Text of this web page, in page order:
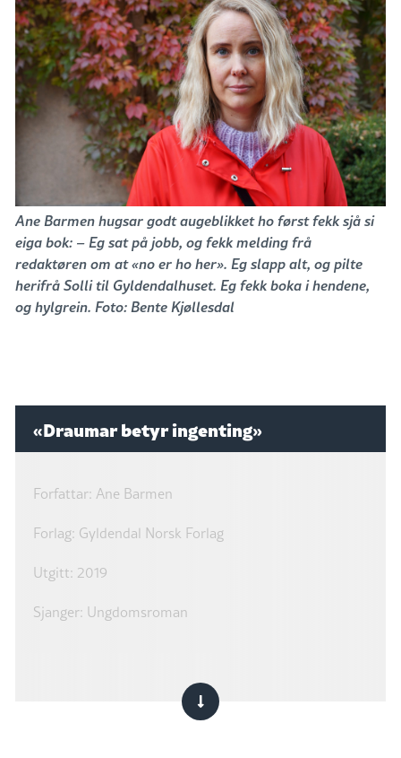
Ane Barmen hugsar godt augeblikket ho først fekk sjå si
eiga bok: – Eg sat på jobb, og fekk melding frå
redaktøren om at «no er ho her». Eg slapp alt, og pilte
herifrå Solli til Gyldendalhuset. Eg fekk boka i hendene,
og hylgrein. Foto: Bente Kjøllesdal
«Draumar betyr ingenting»
Forfattar: Ane Barmen
Forlag: Gyldendal Norsk Forlag
Utgitt: 2019
Sjanger: Ungdomsroman